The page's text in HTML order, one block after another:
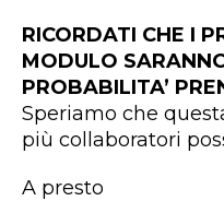
RICORDATI CHE I
MODULO
PROBABILITA’
Speriamo che
più collaboratori
A presto